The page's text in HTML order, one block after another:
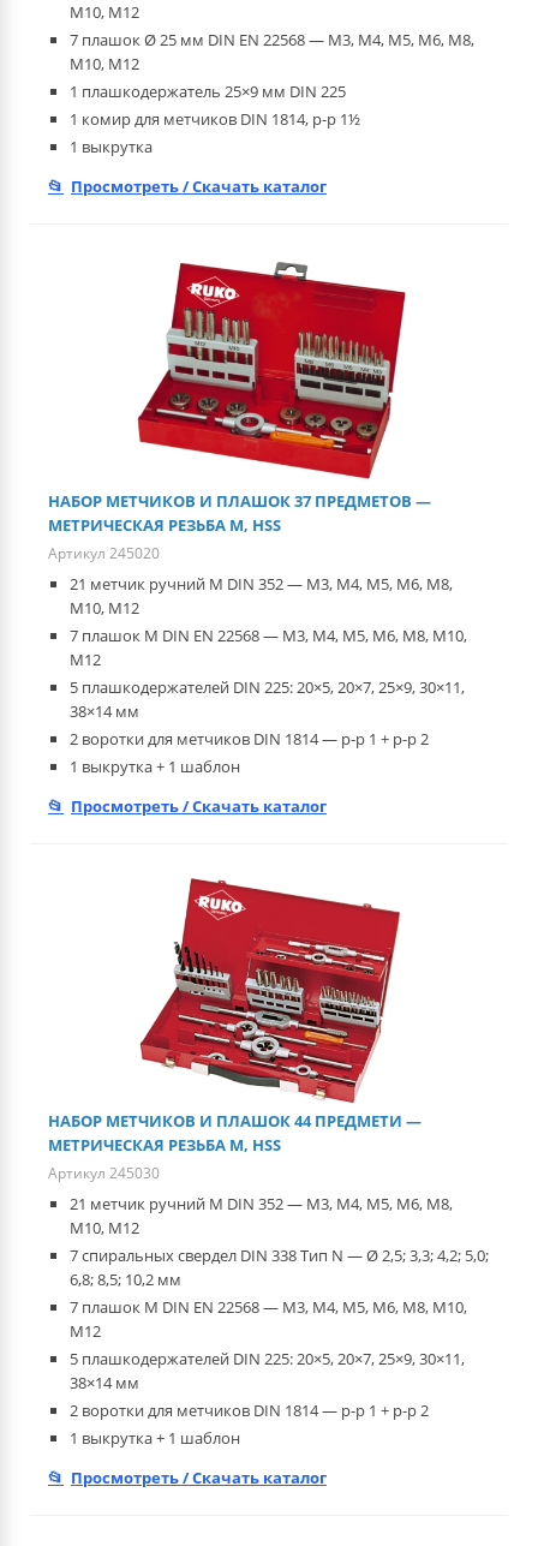
M10, M12
7 плашок Ø 25 мм DIN EN 22568 — M3, M4, M5, M6, M8,
M10, M12
1 плашкодержатель 25×9 мм DIN 225
1 комир для метчиков DIN 1814, р-р 1½
1 выкрутка
Просмотреть / Скачать каталог
НАБОР МЕТЧИКОВ И ПЛАШОК 37 ПРЕДМЕТОВ —
МЕТРИЧЕСКАЯ РЕЗЬБА М, HSS
Артикул 245020
21 метчик ручний M DIN 352 — M3, M4, M5, M6, M8,
M10, M12
7 плашок M DIN EN 22568 — M3, M4, M5, M6, M8, M10,
M12
5 плашкодержателей DIN 225: 20×5, 20×7, 25×9, 30×11,
38×14 мм
2 воротки для метчиков DIN 1814 — р-р 1 + р-р 2
1 выкрутка + 1 шаблон
Просмотреть / Скачать каталог
НАБОР МЕТЧИКОВ И ПЛАШОК 44 ПРЕДМЕТИ —
МЕТРИЧЕСКАЯ РЕЗЬБА М, HSS
Артикул 245030
21 метчик ручний M DIN 352 — M3, M4, M5, M6, M8,
M10, M12
7 спиральных свердел DIN 338 Тип N — Ø 2,5; 3,3; 4,2; 5,0;
6,8; 8,5; 10,2 мм
7 плашок M DIN EN 22568 — M3, M4, M5, M6, M8, M10,
M12
5 плашкодержателей DIN 225: 20×5, 20×7, 25×9, 30×11,
38×14 мм
2 воротки для метчиков DIN 1814 — р-р 1 + р-р 2
1 выкрутка + 1 шаблон
Просмотреть / Скачать каталог